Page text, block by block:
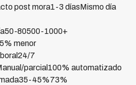
post mora1-3 díasMismo día
80500-1000+
menor
7
parcial100% automatizado
45%73%